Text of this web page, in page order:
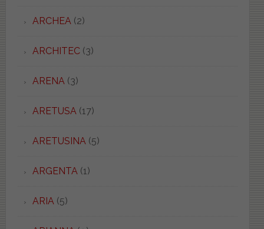
ARCHEA(2)
ARCHITEC(3)
ARENA(3)
ARETUSA(17)
ARETUSINA(5)
ARGENTA(1)
ARIA(5)